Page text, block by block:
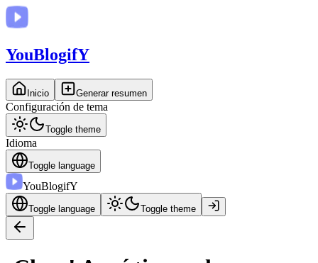
YouBlogifY
Inicio Generar resumen
Configuración de tema
Toggle theme
Idioma
Toggle language
YouBlogifY
Toggle language Toggle theme